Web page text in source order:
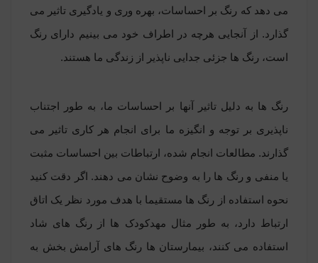
می دهد که رنگ بر احساسات، بهره وری و یادگیری تاثیر می
گذارد. از آنجایی هرچه در اطراف خود می بینیم دارای رنگ
است، رنگ ها جزئی جدایی ناپذیر از زندگی ما هستند.
رنگ ها به دلیل تاثیر آنها بر احساسات ما، به طور اجتناب
ناپذیری بر توجه و انگیزه ما برای انجام هر کاری تاثیر می
گذارند. مطالعات انجام شده، ارتباطات بین احساسات مثبت
یا منفی و رنگ ها را به وضوح نشان می دهند. اگر دقت کنید
نحوه استفاده از رنگ ها مستقیما با هدف مورد نظر یک اتاق
ارتباط دارد، به طور مثال مهدکودک ها از رنگ های شاد
استفاده می کنند، بیمارستان ها رنگ های آرامش بخش به